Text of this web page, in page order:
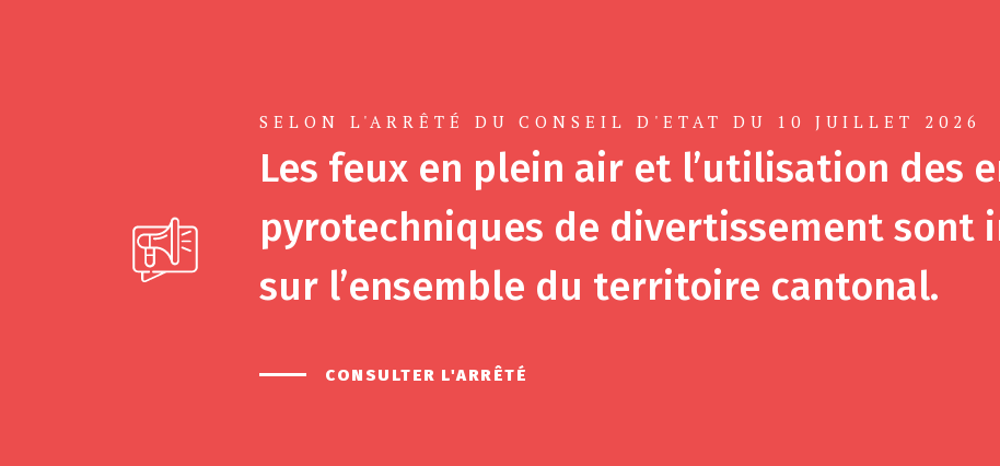
SELON L'ARRÊTÉ DU CONSEIL D'ETAT DU 10 JUILLET 2026
Les feux en plein air et l’utilisation des
pyrotechniques de divertissement sont
sur l’ensemble du territoire cantonal.
CONSULTER L'ARRÊTÉ